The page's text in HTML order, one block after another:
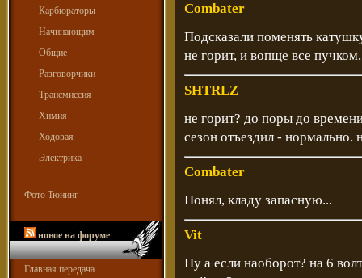
Карбюраторы
Начинающим
Общие
Разговорчики
Трансмиссия
Химия
Ходовая
Электрика
Фото Тюнинг
новое на форуме
Главная передача.
Combater
Подсказали поменять
не горит, и вопще все
SHTRLZ
не горит? до поры до
сезон отъездил - нормально.
Combater
Понял, кладу запасную...
Vit
Ну а если наоборот? на 6